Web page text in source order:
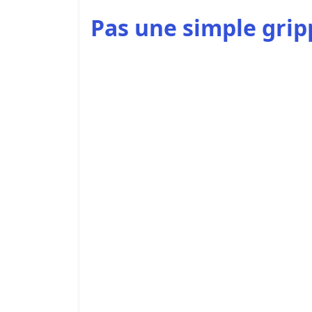
Pas une simple